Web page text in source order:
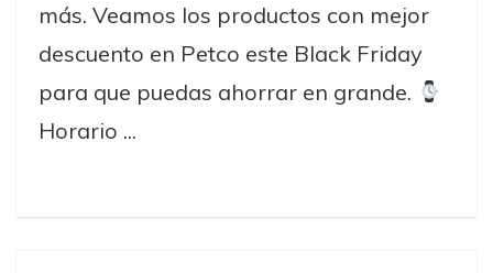
más. Veamos los productos con mejor
descuento en Petco este Black Friday
para que puedas ahorrar en grande.
Horario ...